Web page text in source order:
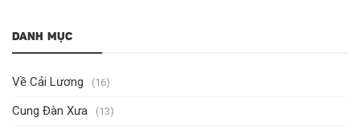
DANH MỤC
Về Cải Lương (16)
Cung Đàn Xưa (13)